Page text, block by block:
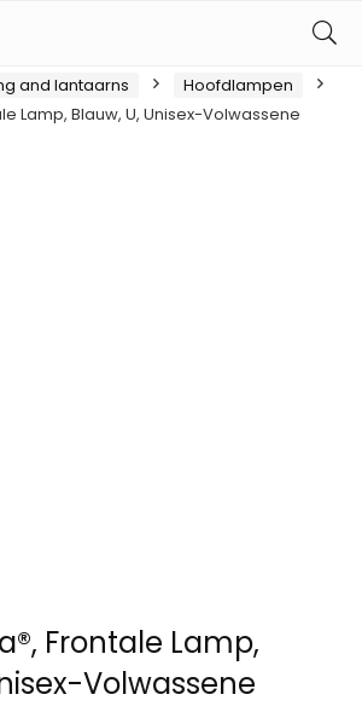
and lantaarns
Hoofdlampen
Lamp, Blauw, U, Unisex-Volwassene
Frontale Lamp,
Volwassene